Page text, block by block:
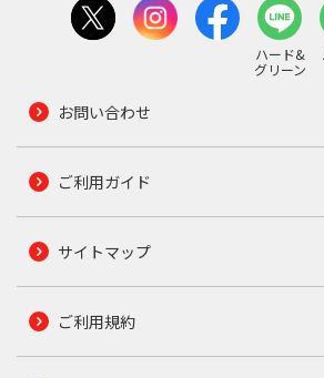
ハード&
グリーン
お問い合わせ
ご利用ガイド
サイトマップ
ご利用規約